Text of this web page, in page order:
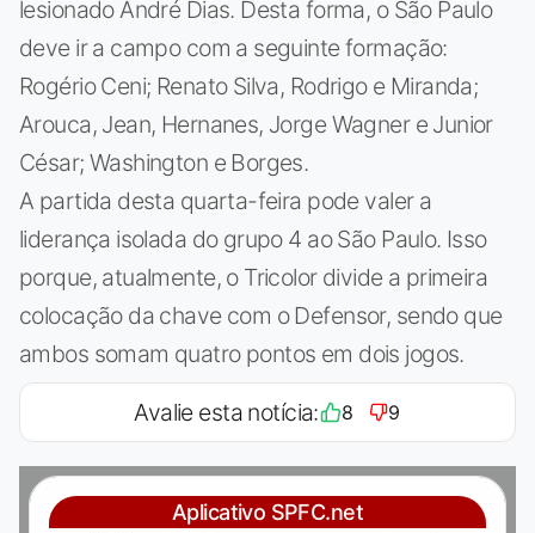
lesionado André Dias. Desta forma, o São Paulo
deve ir a campo com a seguinte formação:
Rogério Ceni; Renato Silva, Rodrigo e Miranda;
Arouca, Jean, Hernanes, Jorge Wagner e Junior
César; Washington e Borges.
A partida desta quarta-feira pode valer a
liderança isolada do grupo 4 ao São Paulo. Isso
porque, atualmente, o Tricolor divide a primeira
colocação da chave com o Defensor, sendo que
ambos somam quatro pontos em dois jogos.
Avalie esta notícia: 8 9
Aplicativo SPFC.net